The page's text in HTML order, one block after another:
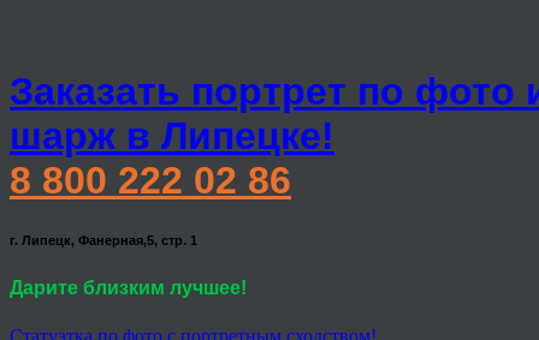
Заказать портрет по фото
шарж в Липецке!
8 800 222 02 86
г. Липецк, Фанерная,5, стр. 1
Дарите близким лучшее!
Статуэтка по фото с портретным сходством!